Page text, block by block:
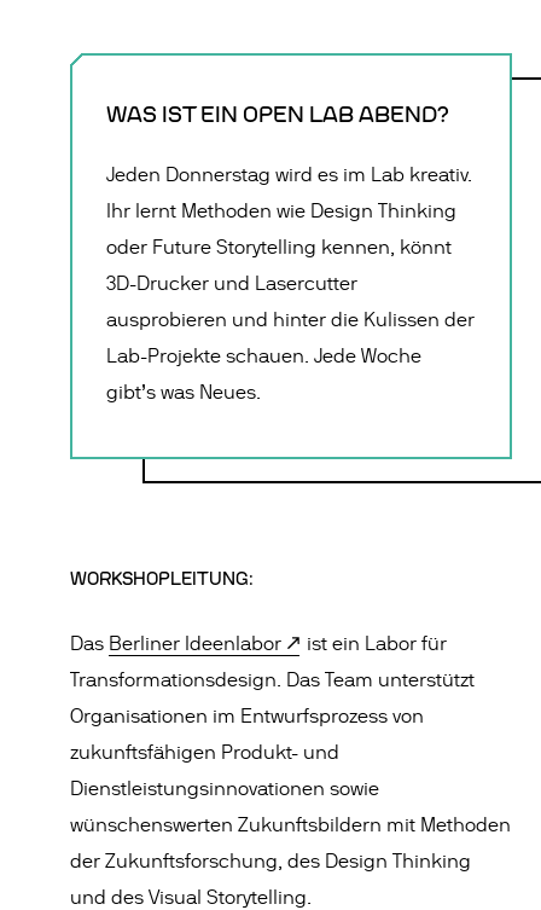
WAS IST EIN OPEN LAB ABEND?
Jeden Donnerstag wird es im Lab kreativ.
Ihr lernt Methoden wie Design Thinking
oder Future Storytelling kennen, könnt
3D-Drucker und Lasercutter
ausprobieren und hinter die Kulissen der
Lab-Projekte schauen. Jede Woche
gibt’s was Neues.
WORKSHOPLEITUNG:
Das Berliner Ideenlabor
ist ein Labor für
Transformationsdesign. Das Team unterstützt
Organisationen im Entwurfsprozess von
zukunftsfähigen Produkt- und
Dienstleistungsinnovationen sowie
wünschenswerten Zukunftsbildern mit Methoden
der Zukunftsforschung, des Design Thinking
und des Visual Storytelling.